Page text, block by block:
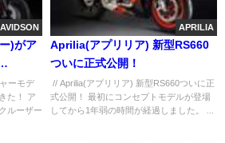
)がア
開！
ーモデ
た！ ア
ルーザー
APRILIA
Aprilia(アプリリア) 新型RS660
ついに正式公開！
// Aprilia(アプリリア) 新型RS660ついに正
式公開！ 最初にコンセプトモデルが登場
してから1年弱の時間が経過しました。 ...